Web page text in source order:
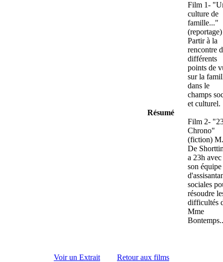
Résumé
Film 1-
culture de
famille..."
(reportage)
Partir à la
rencontre
différents
points de
sur la
dans le
champs
et culturel.
Film 2-
Chrono"
(fiction) M.
De
a 23h avec
son équipe
sociales
résoudre
difficultés
Mme
Voir un Extrait
Retour aux films